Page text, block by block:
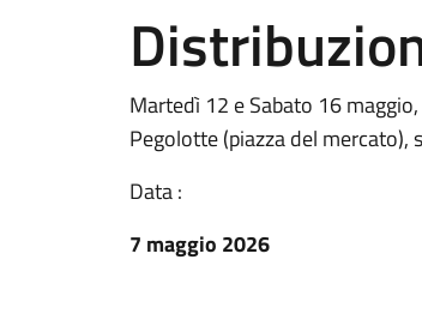
Martedì 12 e Sabato 16
Pegolotte (piazza del
Data :
7 maggio 2026